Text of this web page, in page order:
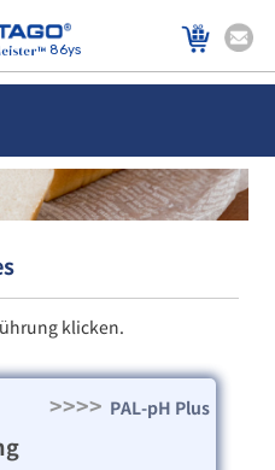
86ys
klicken.
>>>> PAL-pH Plus